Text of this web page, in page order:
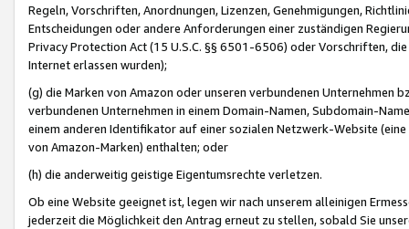
Regeln, Vorschriften, Anordnungen, Lizenzen, Genehmigungen,
Entscheidungen oder andere Anforderungen einer zuständigen
Privacy Protection Act (15 U.S.C. §§ 6501-6506) oder Vorschriften,
Internet erlassen wurden);
(g) die Marken von Amazon oder unseren verbundenen Unternehmen
verbundenen Unternehmen in einem Domain-Namen, Subdomain-
einem anderen Identifikator auf einer sozialen Netzwerk-Website
von Amazon-Marken) enthalten; oder
(h) die anderweitig geistige Eigentumsrechte verletzen.
Ob eine Website geeignet ist, legen wir nach unserem alleinigen
jederzeit die Möglichkeit den Antrag erneut zu stellen, sobald Sie